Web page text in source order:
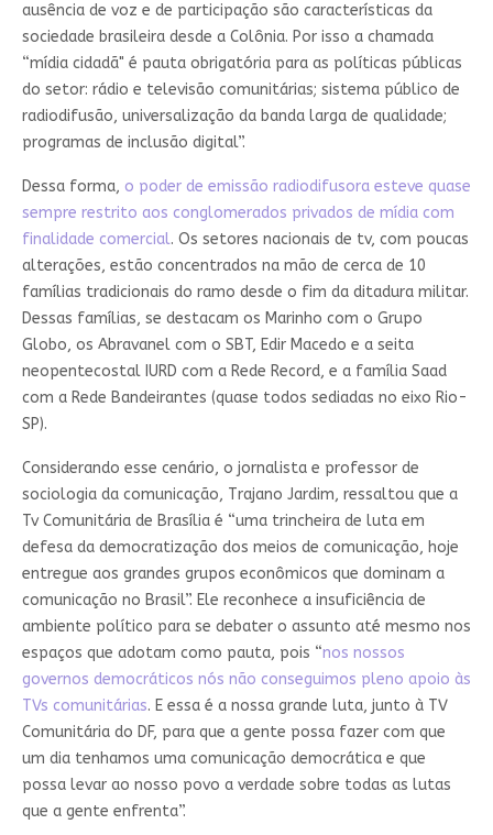
ausência de voz e de participação são características da
sociedade brasileira desde a Colônia. Por isso a chamada
“mídia cidadã" é pauta obrigatória para as políticas públicas
do setor: rádio e televisão comunitárias; sistema público de
radiodifusão, universalização da banda larga de qualidade;
programas de inclusão digital”.
Dessa forma, o poder de emissão radiodifusora esteve quase
sempre restrito aos conglomerados privados de mídia com
finalidade comercial. Os setores nacionais de tv, com poucas
alterações, estão concentrados na mão de cerca de 10
famílias tradicionais do ramo desde o fim da ditadura militar.
Dessas famílias, se destacam os Marinho com o Grupo
Globo, os Abravanel com o SBT, Edir Macedo e a seita
neopentecostal IURD com a Rede Record, e a família Saad
com a Rede Bandeirantes (quase todos sediadas no eixo Rio-
SP).
Considerando esse cenário, o jornalista e professor de
sociologia da comunicação, Trajano Jardim, ressaltou que a
Tv Comunitária de Brasília é “uma trincheira de luta em
defesa da democratização dos meios de comunicação, hoje
entregue aos grandes grupos econômicos que dominam a
comunicação no Brasil”. Ele reconhece a insuficiência de
ambiente político para se debater o assunto até mesmo nos
espaços que adotam como pauta, pois “nos nossos
governos democráticos nós não conseguimos pleno apoio às
TVs comunitárias. E essa é a nossa grande luta, junto à TV
Comunitária do DF, para que a gente possa fazer com que
um dia tenhamos uma comunicação democrática e que
possa levar ao nosso povo a verdade sobre todas as lutas
que a gente enfrenta”.